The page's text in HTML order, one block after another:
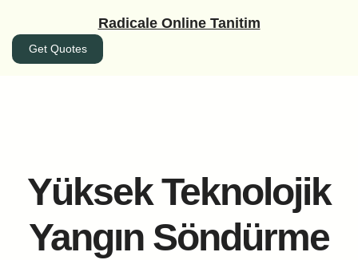
Radicale Online Tanitim
Get Quotes
Yüksek Teknolojik
Yangın Söndürme